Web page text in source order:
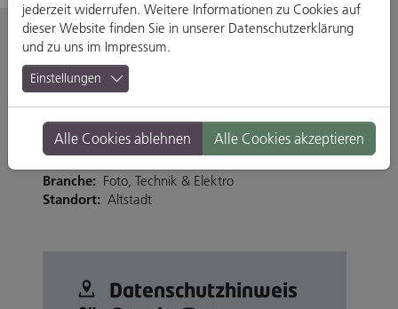
Klang Galerie
Regensburg
Haidplatz 7, 93047 Regensburg
Branche: Foto, Technik & Elektro
Standort: Altstadt
Datenschutz­hinweis
jederzeit widerrufen. Weitere Informationen zu Cookies auf
dieser Website finden Sie in unserer Datenschutzerklärung
und zu uns im Impressum.
Einstellungen
Alle Cookies ablehnen Alle Cookies akzeptieren